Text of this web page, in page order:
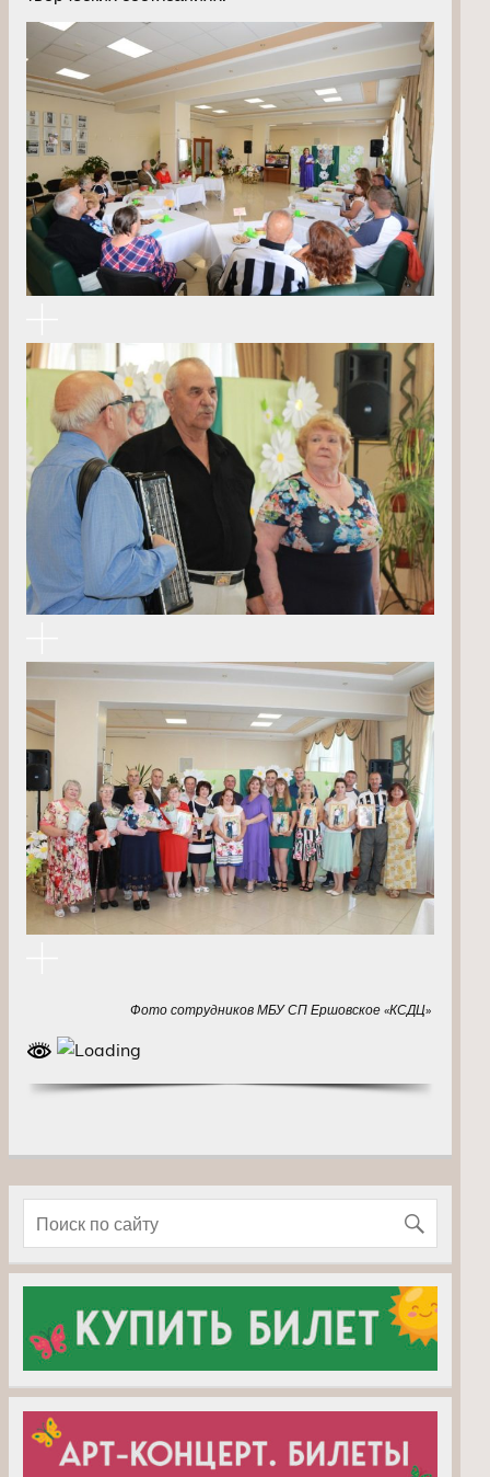
Фото сотрудников МБУ СП Ершовское «КСДЦ»